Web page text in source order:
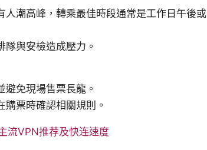
潮高峰，轉乘最佳時段通常是工作日午後或
與安檢造成壓力。
免現場售票長龍。
票時確認相關規則。
流VPN推荐及快连速度